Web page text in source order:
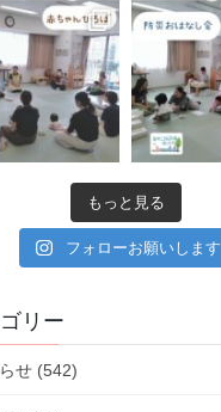
もっと見る
フォローお願いします
リー
せ (542)